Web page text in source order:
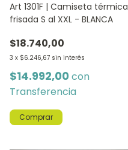
Art 1301F | Camiseta térmica
frisada S al XXL - BLANCA
$18.740,00
3 x $6.246,67 sin interés
$14.992,00 con
Transferencia
Comprar